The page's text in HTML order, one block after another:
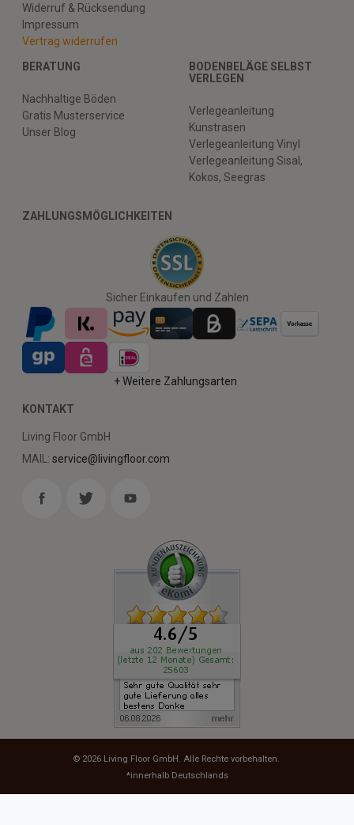
Widerruf & Rücksendung
Impressum
Vertrag widerrufen
BERATUNG
Nachhaltige Böden
Gratis Musterservice
Unser Blog
BODENBELÄGE SELBST
VERLEGEN
Verlegeanleitung
Kunstrasen
Verlegeanleitung Vinyl
Verlegeanleitung Sisal,
Kokos, Seegras
ZAHLUNGSMÖGLICHKEITEN
Sicher Einkaufen und Zahlen
+ Weitere Zahlungsarten
KONTAKT
Living Floor GmbH
MAIL: service@livingfloor.com
© 2026 Living Floor GmbH . Alle Rechte vorbehalten.
*innerhalb Deutschlands